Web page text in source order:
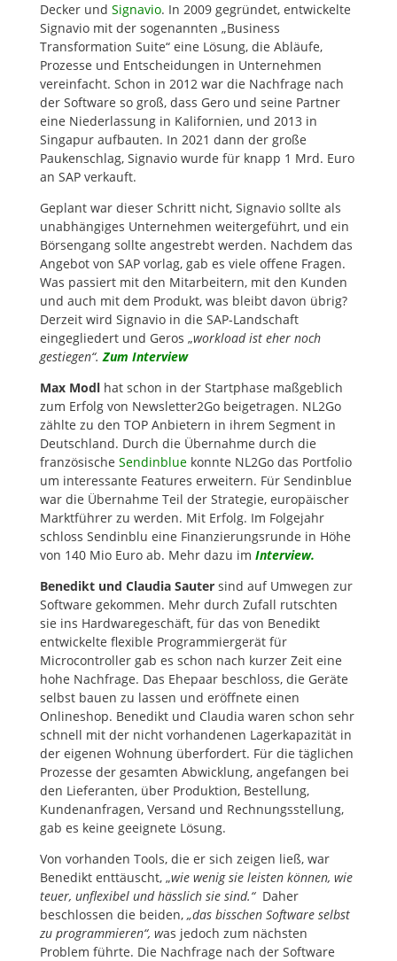
Decker und Signavio. In 2009 gegründet, entwickelte
Signavio mit der sogenannten „Business
Transformation Suite“ eine Lösung, die Abläufe,
Prozesse und Entscheidungen in Unternehmen
vereinfacht. Schon in 2012 war die Nachfrage nach
der Software so groß, dass Gero und seine Partner
eine Niederlassung in Kalifornien, und 2013 in
Singapur aufbauten. In 2021 dann der große
Paukenschlag, Signavio wurde für knapp 1 Mrd. Euro
an SAP verkauft.
Geplant war dieser Schritt nicht, Signavio sollte als
unabhängiges Unternehmen weitergeführt, und ein
Börsengang sollte angestrebt werden. Nachdem das
Angebot von SAP vorlag, gab es viele offene Fragen.
Was passiert mit den Mitarbeitern, mit den Kunden
und auch mit dem Produkt, was bleibt davon übrig?
Derzeit wird Signavio in die SAP-Landschaft
eingegliedert und Geros „workload ist eher noch
gestiegen“.Zum Interview
Max Modlhat schon in der Startphase maßgeblich
zum Erfolg von Newsletter2Go beigetragen. NL2Go
zählte zu den TOP Anbietern in ihrem Segment in
Deutschland. Durch die Übernahme durch die
französische Sendinblue konnte NL2Go das Portfolio
um interessante Features erweitern. Für Sendinblue
war die Übernahme Teil der Strategie, europäischer
Marktführer zu werden. Mit Erfolg. Im Folgejahr
schloss Sendinblu eine Finanzierungsrunde in Höhe
von 140 Mio Euro ab. Mehr dazu im Interview.
Benedikt und Claudia Sautersind auf Umwegen zur
Software gekommen. Mehr durch Zufall rutschten
sie ins Hardwaregeschäft, für das von Benedikt
entwickelte flexible Programmiergerät für
Microcontroller gab es schon nach kurzer Zeit eine
hohe Nachfrage. Das Ehepaar beschloss, die Geräte
selbst bauen zu lassen und eröffnete einen
Onlineshop. Benedikt und Claudia waren schon sehr
schnell mit der nicht vorhandenen Lagerkapazität in
der eigenen Wohnung überfordert. Für die täglichen
Prozesse der gesamten Abwicklung, angefangen bei
den Lieferanten, über Produktion, Bestellung,
Kundenanfragen, Versand und Rechnungsstellung,
gab es keine geeignete Lösung.
Von vorhanden Tools, die er sich zeigen ließ, war
Benedikt enttäuscht, „wie wenig sie leisten können, wie
teuer, unflexibel und hässlich sie sind.“ Daher
beschlossen die beiden, „das bisschen Software selbst
zu programmieren“, was jedoch zum nächsten
Problem führte. Die Nachfrage nach der Software